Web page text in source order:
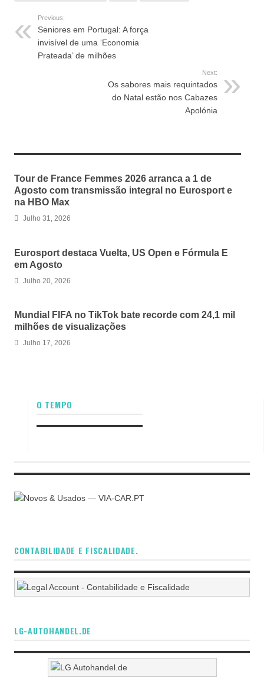
Previous:
Seniores em Portugal: A força
invisível de uma ‘Economia
Prateada’ de milhões
Next:
Os sabores mais requintados
do Natal estão nos Cabazes
Apolónia
Tour de France Femmes 2026 arranca a 1 de
Agosto com transmissão integral no Eurosport e
na HBO Max
Julho 31, 2026
Eurosport destaca Vuelta, US Open e Fórmula E
em Agosto
Julho 20, 2026
Mundial FIFA no TikTok bate recorde com 24,1 mil
milhões de visualizações
Julho 17, 2026
O TEMPO
CONTABILIDADE E FISCALIDADE.
LG-AUTOHANDEL.DE